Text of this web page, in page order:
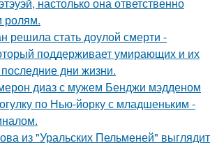
ролям.
решила стать доулой смерти -
поддерживает умирающих и их
дни жизни.
диаз с мужем Бенджи мэдденом
по Нью-йорку с младшеньким -
из "Уральских Пельменей" выглядит